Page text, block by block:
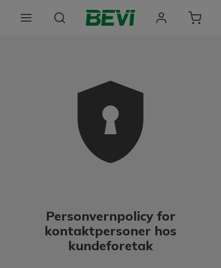
Kvalitet og bærekraft
Personvernpolicy for
kontaktpersoner hos
kundeforetak